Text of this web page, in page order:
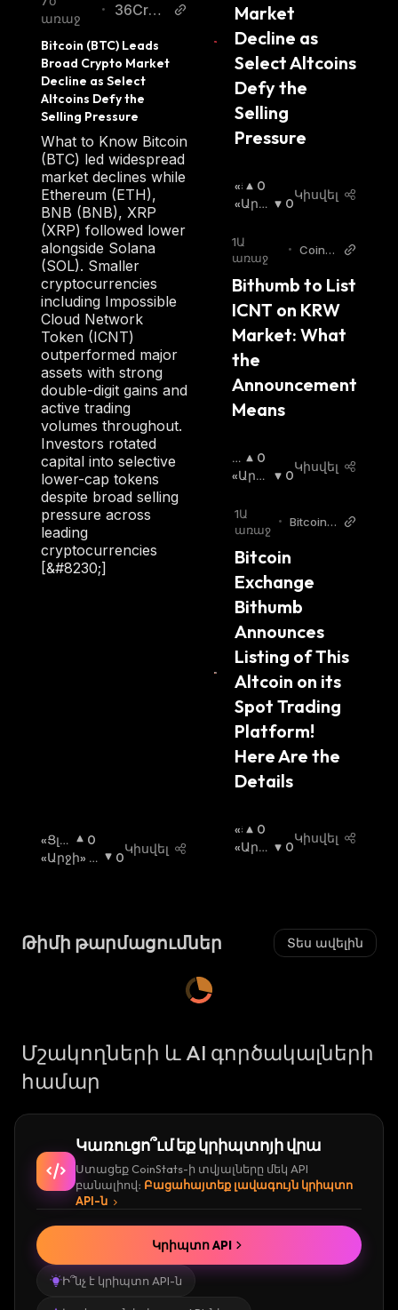
առաջ
•
36Cryp
Bitcoin (BTC) Leads
Broad Crypto Market
Decline as Select
Altcoins Defy the
Selling Pressure
What to Know Bitcoin
(BTC) led widespread
market declines while
Ethereum (ETH),
BNB (BNB), XRP
(XRP) followed lower
alongside Solana
(SOL). Smaller
cryptocurrencies
including Impossible
Cloud Network
Token (ICNT)
outperformed major
assets with strong
double-digit gains and
active trading
volumes throughout.
Investors rotated
capital into selective
lower-cap tokens
despite broad selling
pressure across
leading
cryptocurrencies
[&#8230;]
«Ցլ
Ի» Շ
0
«Արջի» Շ
0
Կիսվել
Market
Decline as
Select Altcoins
Defy the
Selling
Pressure
«Ց
Լ
Շ
Ո
Կ
Ա
:
0
«Արջ
Ւկա
0
Կիսվել
1Ա
առաջ
•
CoinC
Bithumb to List
ICNT on KRW
Market: What
the
Announcement
Means
«Ց
Լ
Շ
Ո
Կ
Ա
0
«Արջ
Ւկա
0
Կիսվել
1Ա
առաջ
• Bitcoin S
Bitcoin
Exchange
Bithumb
Announces
Listing of This
Altcoin on its
Spot Trading
Platform!
Here Are the
Details
«Ց
Լ
0
«Արջ
0
Կիսվել
Թիմի թարմացումներ Տես ավելին
Մշակողների և AI գործակալների
համար
Կառուցո՞ւմ եք կրիպտոյի վրա
Ստացեք CoinStats-ի տվյալները մեկ API
բանալիով։ Բացահայտեք լավագույն կրիպտո
API-ն
Ի՞նչ է կրիպտո API-ն
Կրիպտո API